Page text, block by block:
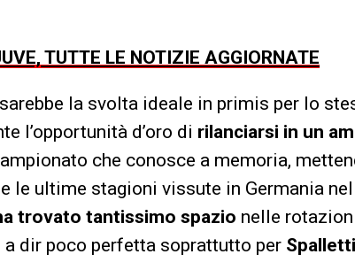
TUTTE LE NOTIZIE AGGIORNATE
la svolta ideale in primis per lo
l’opportunità d’oro di rilanciarsi in un
che conosce a memoria,
le ultime stagioni vissute in Germania
trovato tantissimo spazio nelle
a dir poco perfetta soprattutto per